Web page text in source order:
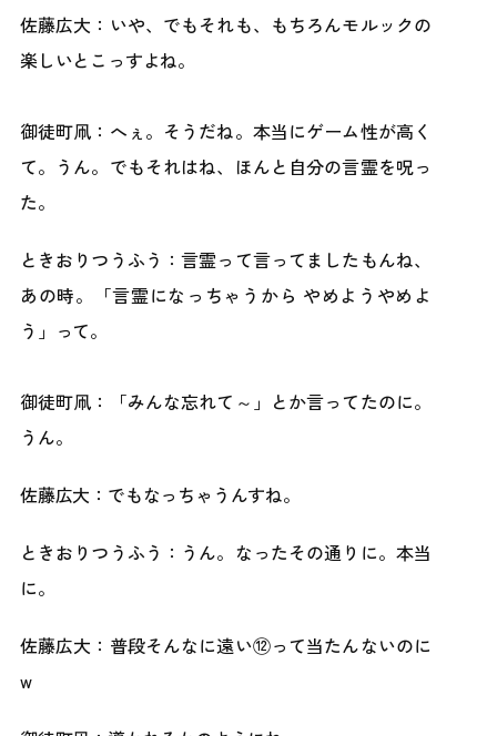
佐藤広大：いや、でもそれも、もちろんモルックの
楽しいとこっすよね。
御徒町凧：へぇ。そうだね。本当にゲーム性が高く
て。うん。でもそれはね、ほんと自分の言霊を呪っ
た。
ときおりつうふう：言霊って言ってましたもんね、
あの時。「言霊になっちゃうから やめようやめよ
う」って。
御徒町凧：「みんな忘れて～」とか言ってたのに。
うん。
佐藤広大：でもなっちゃうんすね。
ときおりつうふう：うん。なったその通りに。本当
に。
佐藤広大：普段そんなに遠い⑫って当たんないのに
w